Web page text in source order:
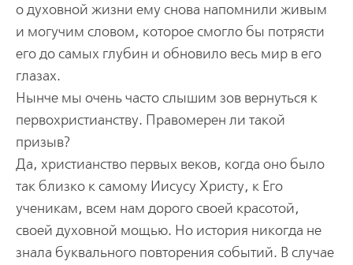
о духовной жизни ему снова напомнили живым
и могучим словом, которое смогло бы потрясти
его до самых глубин и обновило весь мир в его
глазах.
Нынче мы очень часто слышим зов вернуться к
первохристианству. Правомерен ли такой
призыв?
Да, христианство первых веков, когда оно было
так близко к самому Иисусу Христу, к Его
ученикам, всем нам дорого своей красотой,
своей духовной мощью. Но история никогда не
знала буквального повторения событий. В случае